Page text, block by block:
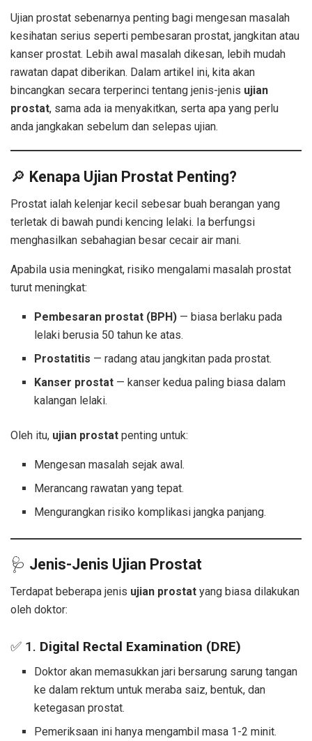
Ujian prostat sebenarnya penting bagi mengesan masalah
kesihatan serius seperti pembesaran prostat, jangkitan atau
kanser prostat. Lebih awal masalah dikesan, lebih mudah
rawatan dapat diberikan. Dalam artikel ini, kita akan
bincangkan secara terperinci tentang jenis-jenis ujian
prostat, sama ada ia menyakitkan, serta apa yang perlu
anda jangkakan sebelum dan selepas ujian.
🔎 Kenapa Ujian Prostat Penting?
Prostat ialah kelenjar kecil sebesar buah berangan yang
terletak di bawah pundi kencing lelaki. Ia berfungsi
menghasilkan sebahagian besar cecair air mani.
Apabila usia meningkat, risiko mengalami masalah prostat
turut meningkat:
Pembesaran prostat (BPH) — biasa berlaku pada
lelaki berusia 50 tahun ke atas.
Prostatitis — radang atau jangkitan pada prostat.
Kanser prostat — kanser kedua paling biasa dalam
kalangan lelaki.
Oleh itu, ujian prostat penting untuk:
Mengesan masalah sejak awal.
Merancang rawatan yang tepat.
Mengurangkan risiko komplikasi jangka panjang.
🩺 Jenis-Jenis Ujian Prostat
Terdapat beberapa jenis ujian prostat yang biasa dilakukan
oleh doktor:
✅ 1. Digital Rectal Examination (DRE)
Doktor akan memasukkan jari bersarung sarung tangan
ke dalam rektum untuk meraba saiz, bentuk, dan
ketegasan prostat.
Pemeriksaan ini hanya mengambil masa 1-2 minit.